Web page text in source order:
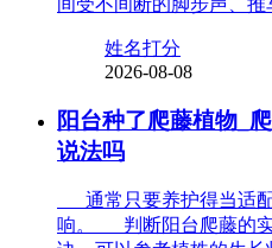
间受不间断的脚步声、
姓名打分
2026-08-08
阳台种了爬藤植物_
说法吗
通常只要养护得当适
响。 判断阳台爬藤的实